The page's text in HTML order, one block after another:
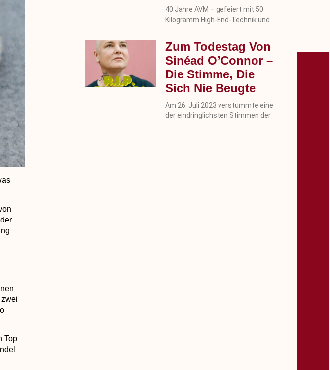
Top
40 Jahre AVM – gefeiert mit 50
Kilogramm High-End-Technik und
Zum Todestag Von
Sinéad O’Connor –
Die Stimme, Die
Sich Nie Beugte
Am 26. Juli 2023 verstummte eine
der eindringlichsten Stimmen der